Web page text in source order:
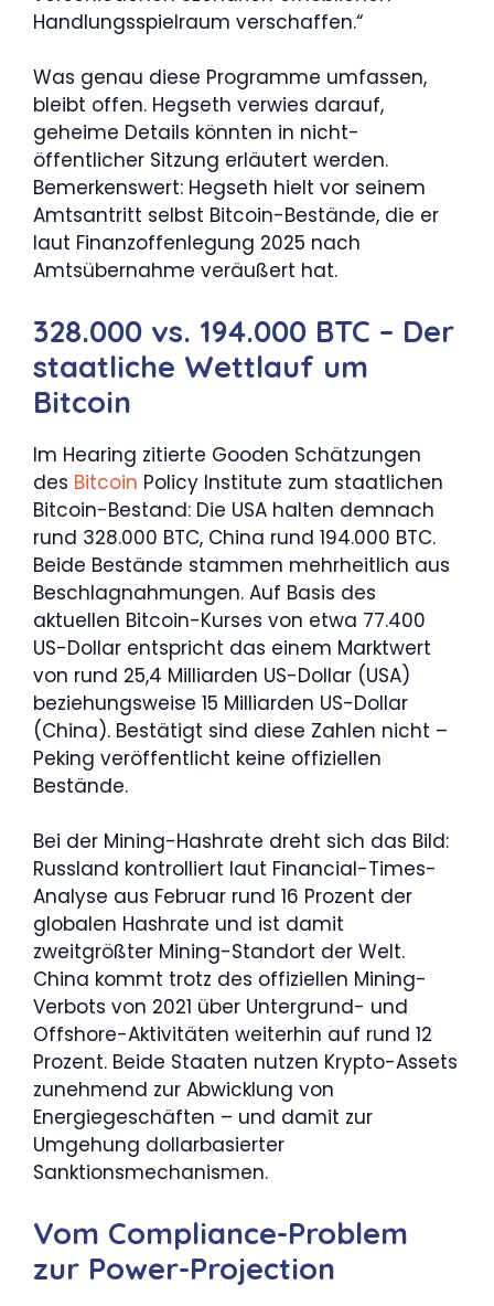
Handlungsspielraum verschaffen.“
Was genau diese Programme umfassen,
bleibt offen. Hegseth verwies darauf,
geheime Details könnten in nicht-
öffentlicher Sitzung erläutert werden.
Bemerkenswert: Hegseth hielt vor seinem
Amtsantritt selbst Bitcoin-Bestände, die er
laut Finanzoffenlegung 2025 nach
Amtsübernahme veräußert hat.
328.000 vs. 194.000 BTC – Der
staatliche Wettlauf um
Bitcoin
Im Hearing zitierte Gooden Schätzungen
des Bitcoin Policy Institute zum staatlichen
Bitcoin-Bestand: Die USA halten demnach
rund 328.000 BTC, China rund 194.000 BTC.
Beide Bestände stammen mehrheitlich aus
Beschlagnahmungen. Auf Basis des
aktuellen Bitcoin-Kurses von etwa 77.400
US-Dollar entspricht das einem Marktwert
von rund 25,4 Milliarden US-Dollar (USA)
beziehungsweise 15 Milliarden US-Dollar
(China). Bestätigt sind diese Zahlen nicht –
Peking veröffentlicht keine offiziellen
Bestände.
Bei der Mining-Hashrate dreht sich das Bild:
Russland kontrolliert laut Financial-Times-
Analyse aus Februar rund 16 Prozent der
globalen Hashrate und ist damit
zweitgrößter Mining-Standort der Welt.
China kommt trotz des offiziellen Mining-
Verbots von 2021 über Untergrund- und
Offshore-Aktivitäten weiterhin auf rund 12
Prozent. Beide Staaten nutzen Krypto-Assets
zunehmend zur Abwicklung von
Energiegeschäften – und damit zur
Umgehung dollarbasierter
Sanktionsmechanismen.
Vom Compliance-Problem
zur Power-Projection